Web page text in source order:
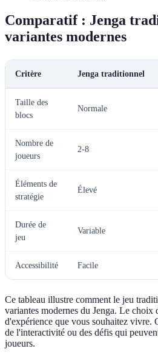
Comparatif : Jenga
variantes modernes
Critère Jenga traditionnel
Taille des
blocs
Normale
Nombre de
joueurs
2-8
Éléments de
stratégie
Élevé
Durée de
jeu
Variable
Accessibilité Facile
Ce tableau illustre comment le jeu
variantes modernes du Jenga. Le choix
d'expérience que vous souhaitez vivre.
de l'interactivité ou des défis qui
joueurs.